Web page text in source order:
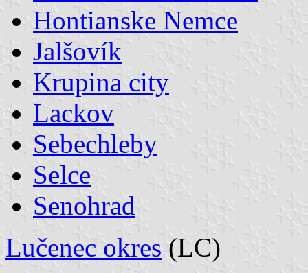
Hontianske Nemce
Jalšovík
Krupina city
Lackov
Sebechleby
Selce
Senohrad
Lučenec okres (LC)